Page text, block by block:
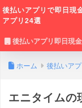
後払いアプリで即日現
アプリ24選
後払いアプリ即日現
ホーム 後払いア
エニタイムの